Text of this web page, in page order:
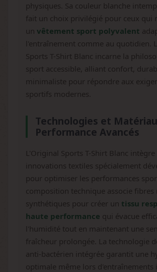
physiques. Sa couleur blanche
fait un choix privilégié pour ceux qui
un vêtement sport polyvalent
l'entraînement comme au quotidien.
Sports T-Shirt Blanc incarne la
sport accessible, alliant confort,
minimaliste pour répondre aux
sportifs modernes.
Technologies et
Performance Avancés
L'Original Sports T-Shirt Blanc intègre
innovations textiles spécialement
pour optimiser les performances
composition technique associe fibres
synthétiques pour créer un tissu
haute performance qui évacue
l'humidité tout en maintenant une
fraîcheur prolongée. La technologie
anti-bactérien intégrée garantit une
optimale même lors d'entraînements